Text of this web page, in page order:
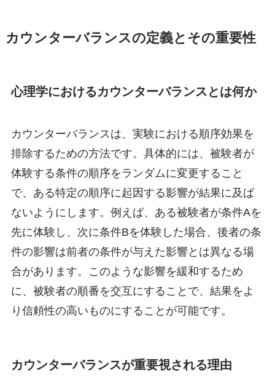
カウンターバランスの定義とその重要性
心理学におけるカウンターバランスとは何か
カウンターバランスは、実験における順序効果を
排除するための方法です。具体的には、被験者が
体験する条件の順序をランダムに変更すること
で、ある特定の順序に起因する影響が結果に及ば
ないようにします。例えば、ある被験者が条件Aを
先に体験し、次に条件Bを体験した場合、後者の条
件の影響は前者の条件が与えた影響とは異なる場
合があります。このような影響を緩和するため
に、被験者の順番を交互にすることで、結果をよ
り信頼性の高いものにすることが可能です。
カウンターバランスが重要視される理由